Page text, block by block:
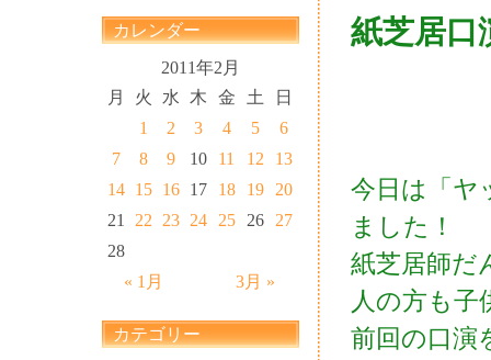
カレンダー
2011年2月
月
火 水 木 金 土 日
« 1月 3月 »
1 2 3 4 5
6
7
8 9 10 11 12
13
14 15 16 17 18 19
20
21
22 23 24 25 26
27
28
カテゴリー
紙芝居
今日は「ヤ
ました！
紙芝居師だ
人の方も
前回の口演